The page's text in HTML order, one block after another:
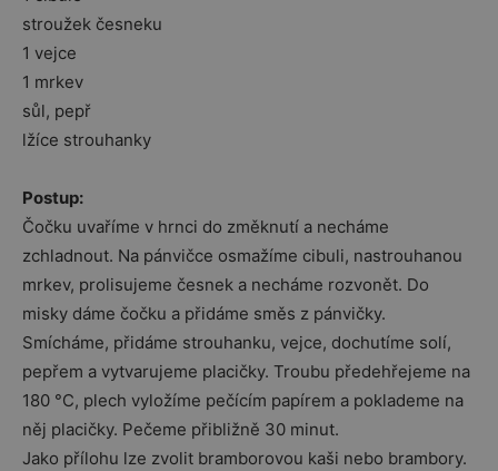
stroužek česneku
1 vejce
1 mrkev
sůl, pepř
lžíce strouhanky
Postup:
Čočku uvaříme v hrnci do změknutí a necháme
zchladnout. Na pánvičce osmažíme cibuli, nastrouhanou
mrkev, prolisujeme česnek a necháme rozvonět. Do
misky dáme čočku a přidáme směs z pánvičky.
Smícháme, přidáme strouhanku, vejce, dochutíme solí,
pepřem a vytvarujeme placičky. Troubu předehřejeme na
180 °C, plech vyložíme pečícím papírem a poklademe na
něj placičky. Pečeme přibližně 30 minut.
Jako přílohu lze zvolit bramborovou kaši nebo brambory.